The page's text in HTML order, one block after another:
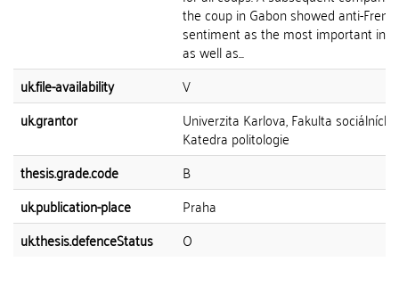
the coup in Gabon showed anti-
sentiment as the most important
as well as...
uk.file-availability
V
uk.grantor
Univerzita Karlova, Fakulta sociálních
Katedra politologie
thesis.grade.code
B
uk.publication-place
Praha
uk.thesis.defenceStatus
O